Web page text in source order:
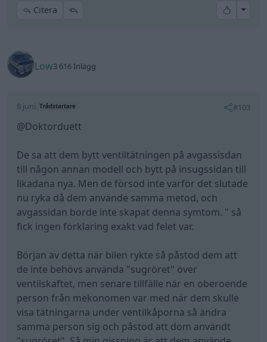
Citera All
Low3 616 Inlägg
8 juni Trådstartare #103
@Doktorduett
De sa att dem bytt ventiltätningen på avgassisdan
till någon annan modell och bytt på insugssidan till
likadana nya. Men de försod inte varför det slutade
nu ryka då dem använde samma metod, och
avgassidan borde inte skapat denna symtom. " så
fick ingen förklaring exakt vad felet var.
Början av detta när bilen rykte så påstod dem att
de inte behövs använda "sugröret" över
ventilskaftet, men senare tillfälle när en oberoende
person från mekonomen var med när dem skulle
visa tätningarna under ventilkåporna så ändra
samma person sig och påstod att dom användt